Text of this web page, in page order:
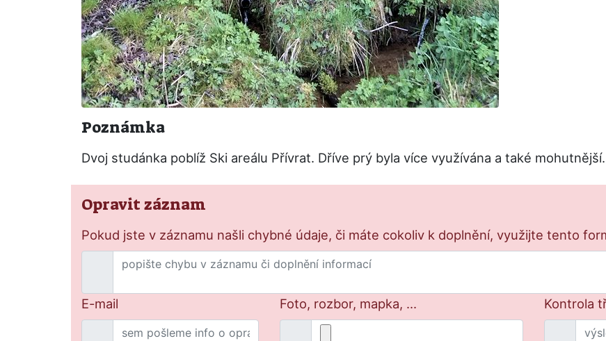
Poznámka
Dvoj studánka poblíž Ski areálu Přívrat. Dříve prý byla více využívána a také mohutnější.
Opravit záznam
Pokud jste v záznamu našli chybné údaje, či máte cokoliv k doplnění, využijte tento
E-mail Foto, rozbor, mapka, ... Kontrola